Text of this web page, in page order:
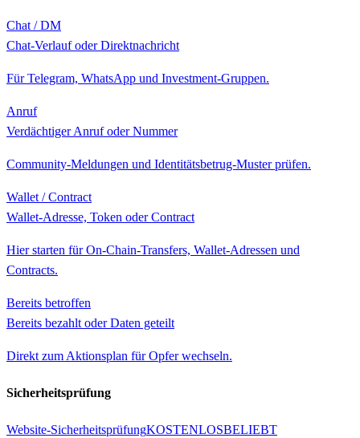
Chat / DM
Chat-Verlauf oder Direktnachricht
Für Telegram, WhatsApp und Investment-Gruppen.
Anruf
Verdächtiger Anruf oder Nummer
Community-Meldungen und Identitätsbetrug-Muster prüfen.
Wallet / Contract
Wallet-Adresse, Token oder Contract
Hier starten für On-Chain-Transfers, Wallet-Adressen und
Contracts.
Bereits betroffen
Bereits bezahlt oder Daten geteilt
Direkt zum Aktionsplan für Opfer wechseln.
Sicherheitsprüfung
Website-SicherheitsprüfungKOSTENLOSBELIEBT